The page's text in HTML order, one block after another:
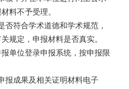
料不予受理。
符合学术道德和学术规范，
规定，申报材料是否真实。
单位登录申报系统，按申报限
成果及相关证明材料电子